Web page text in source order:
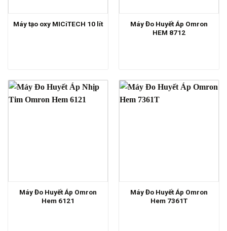
Máy tạo oxy MICiTECH 10 lít
Máy Đo Huyết Áp Omron
HEM 8712
Máy Đo Huyết Áp Omron
Hem 6121
Máy Đo Huyết Áp Omron
Hem 7361T